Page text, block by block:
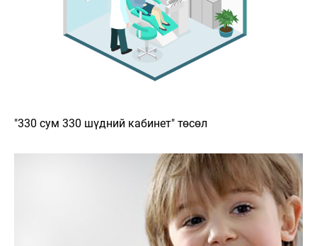
"330 сум 330 шүдний кабинет" төсөл